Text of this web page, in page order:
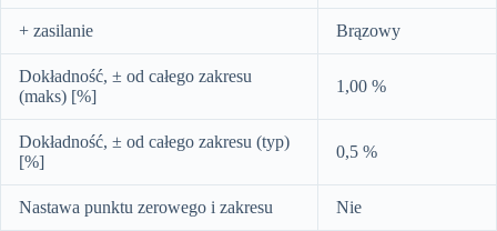
+ zasilanie Brązowy
Dokładność, ± od całego zakresu
(maks) [%]
1,00 %
Dokładność, ± od całego zakresu (typ)
[%]
0,5 %
Nastawa punktu zerowego i zakresu Nie